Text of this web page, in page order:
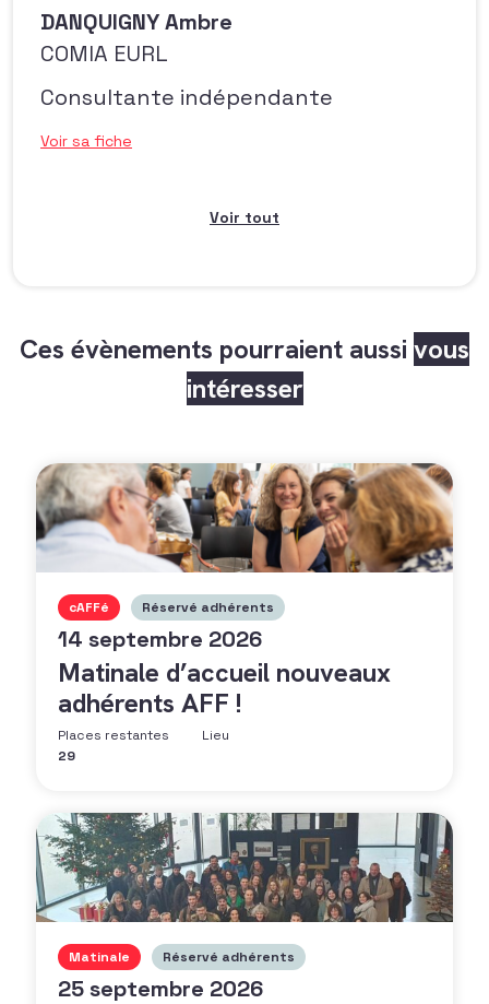
DANQUIGNY Ambre
COMIA EURL
Consultante indépendante
Voir sa fiche
Voir tout
Ces évènements pourraient aussi vous
intéresser
cAFFé Réservé adhérents
14 septembre 2026
Matinale d’accueil nouveaux
adhérents AFF !
Places restantes
29
Lieu
Matinale Réservé adhérents
25 septembre 2026